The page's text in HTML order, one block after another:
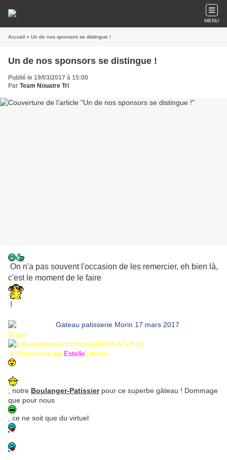
MENU
Accueil » Un de nos sponsors se distingue !
Un de nos sponsors se distingue !
Publié le 19/03/2017 à 15:00
Par Team Nouatre Tri
On n'a pas souvent l'occasion de les remercier, eh bien là,
c'est le moment de le faire
!
Bravo
à Christophe (et Estelle) Morin
, notre Boulanger-Patissierpour ce superbe gâteau ! Dommage
que pour nous
, ce ne soit que du virtuel